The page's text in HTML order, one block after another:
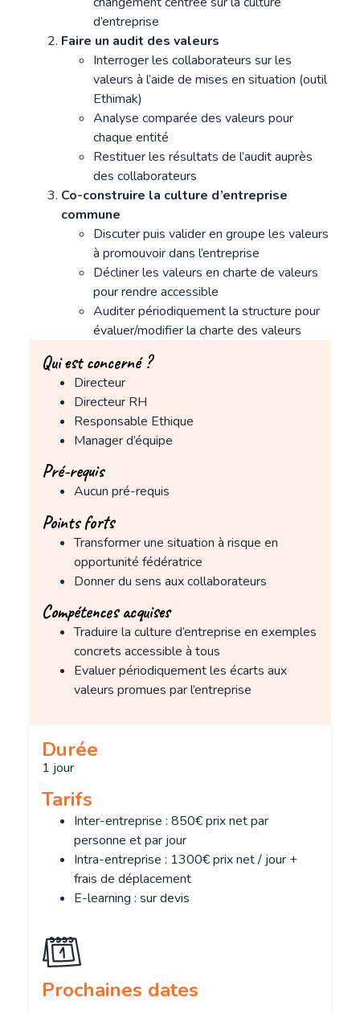
d’entreprise
Faire un audit des valeurs
Interroger les collaborateurs sur les
valeurs à l’aide de mises en situation (outil
Ethimak)
Analyse comparée des valeurs pour
chaque entité
Restituer les résultats de l’audit auprès
des collaborateurs
Co-construire la culture d’entreprise
commune
Discuter puis valider en groupe les valeurs
à promouvoir dans l’entreprise
Décliner les valeurs en charte de valeurs
pour rendre accessible
Auditer périodiquement la structure pour
évaluer/modifier la charte des valeurs
Qui est concerné ?
Directeur
Directeur RH
Responsable Ethique
Manager d’équipe
Pré-requis
Aucun pré-requis
Points forts
Transformer une situation à risque en
opportunité fédératrice
Donner du sens aux collaborateurs
Compétences acquises
Traduire la culture d’entreprise en exemples
concrets accessible à tous
Evaluer périodiquement les écarts aux
valeurs promues par l’entreprise
Durée
1 jour
Tarifs
Inter-entreprise : 850€ prix net par
personne et par jour
Intra-entreprise : 1300€ prix net / jour +
frais de déplacement
E-learning : sur devis
Prochaines dates